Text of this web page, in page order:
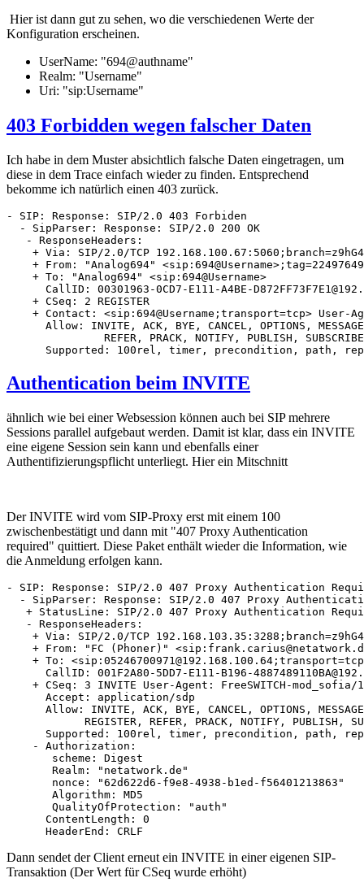
Hier ist dann gut zu sehen, wo die verschiedenen Werte der
Konfiguration erscheinen.
UserName: "694@authname"
Realm: "Username"
Uri: "sip:Username"
403 Forbidden wegen falscher Daten
Ich habe in dem Muster absichtlich falsche Daten eingetragen, um
diese in dem Trace einfach wieder zu finden. Entsprechend
bekomme ich natürlich einen 403 zurück.
- SIP: Response: SIP/2.0 403 Forbiden
  - SipParser: Response: SIP/2.0 200 OK
   - ResponseHeaders:
+ Via: SIP/2.0/TCP
+ From: "Analog694"
    + To: "Analog694" <sip:694@Username>
CallID: 00301963-0CD7-E111-A4BE-
    + CSeq: 2 REGISTER
+ Contact: <sip:694@Username;transport=tcp> User-
Allow: INVITE, ACK, BYE, CANCEL, OPTIONS,
               REFER, PRACK, NOTIFY, PUBLISH, SUBSCRIBE
Supported: 100rel, timer, precondition, path,
Authentication beim INVITE
ähnlich wie bei einer Websession können auch bei SIP mehrere
Sessions parallel aufgebaut werden. Damit ist klar, dass ein INVITE
eine eigene Session sein kann und ebenfalls einer
Authentifizierungspflicht unterliegt. Hier ein Mitschnitt
Der INVITE wird vom SIP-Proxy erst mit einem 100
zwischenbestätigt und dann mit "407 Proxy Authentication
required" quittiert. Diese Paket enthält wieder die Information, wie
die Anmeldung erfolgen kann.
- SIP: Response: SIP/2.0 407 Proxy Authentication
- SipParser: Response: SIP/2.0 407 Proxy
+ StatusLine: SIP/2.0 407 Proxy Authentication
   - ResponseHeaders:
+ Via: SIP/2.0/TCP
+ From: "FC (Phoner)"
+ To:
CallID: 001F2A80-5DD7-E111-B196-
+ CSeq: 3 INVITE User-Agent: FreeSWITCH-mod_sofia/
      Accept: application/sdp
Allow: INVITE, ACK, BYE, CANCEL, OPTIONS,
REGISTER, REFER, PRACK, NOTIFY, PUBLISH,
Supported: 100rel, timer, precondition, path,
    - Authorization:
       scheme: Digest
       Realm: "netatwork.de"
       nonce: "62d622d6-f9e8-4938-b1ed-f56401213863"
       Algorithm: MD5
       QualityOfProtection: "auth"
      ContentLength: 0
      HeaderEnd: CRLF
Dann sendet der Client erneut ein INVITE in einer eigenen SIP-
Transaktion (Der Wert für CSeq wurde erhöht)